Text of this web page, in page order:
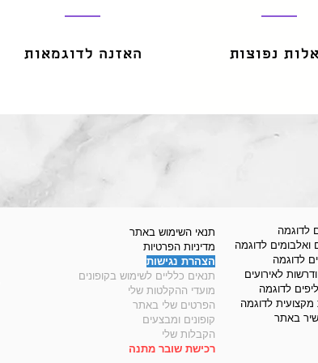
האזנה לדוגמאות נפוצות
תנאי השימוש באתר
מדיניות הפרטיות
הצהרת נגישות
תנאים כלליים לשימוש בקופונים
מועדי ההקלטות שלי
הפרטים שלי באתר
קופונים ומבצעים
הקבלות שלי
רכישת שובר מתנה
לדוגמה
ואלבומים לדוגמה
לדוגמה
לאירועים
לדוגמה
מקצועית לדוגמה
באתר